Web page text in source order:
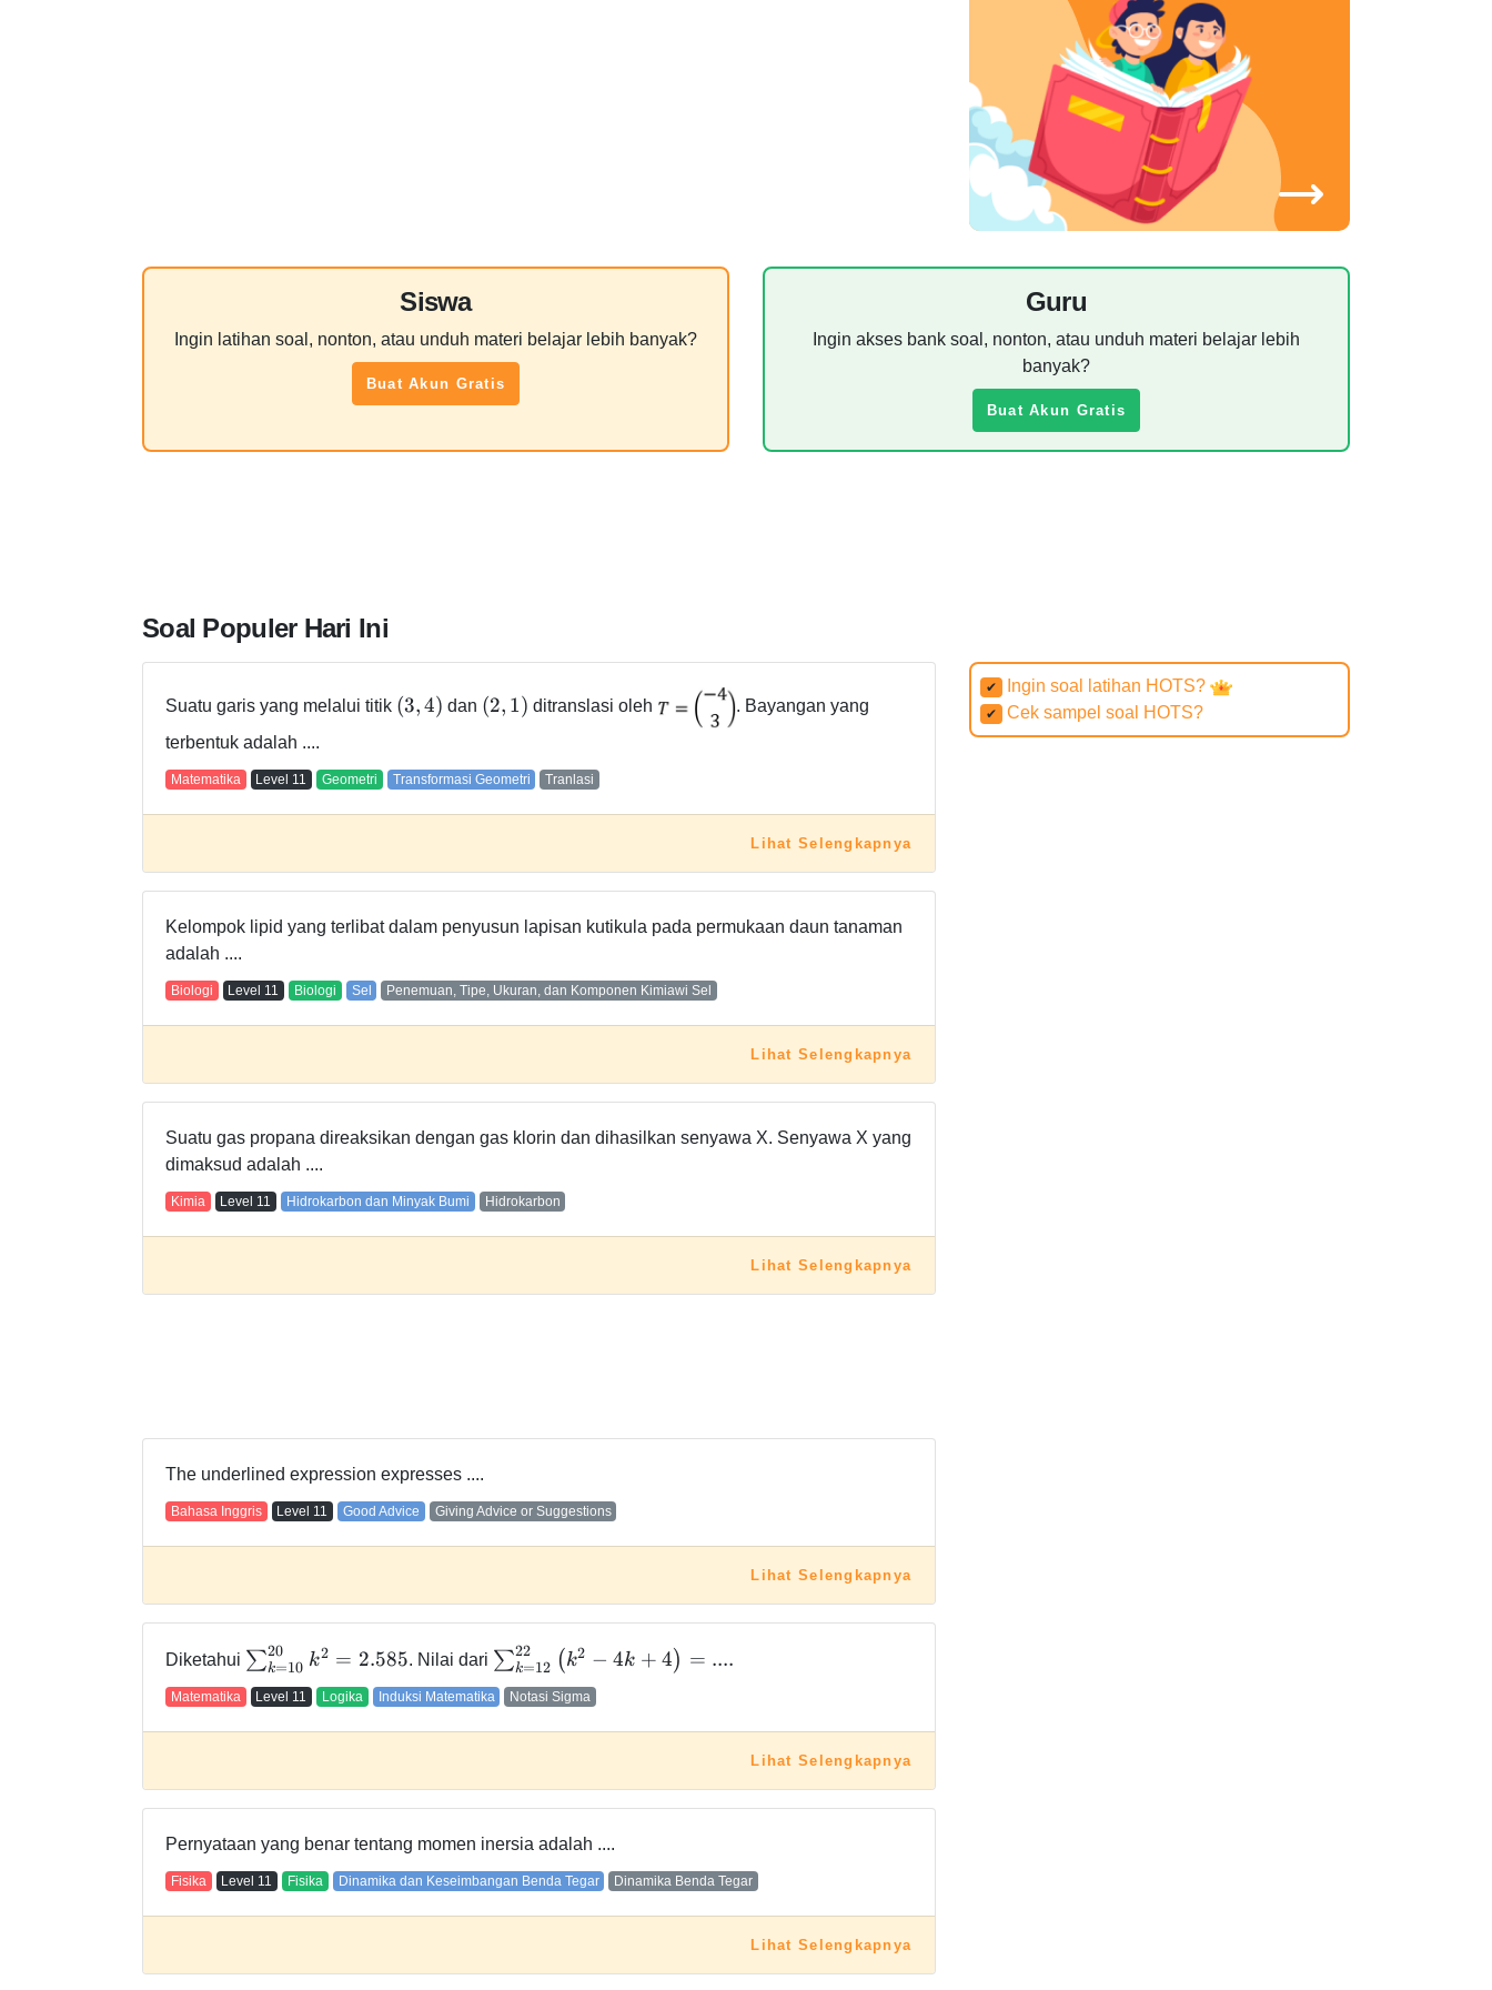
Siswa
Ingin latihan soal, nonton, atau unduh materi belajar lebih banyak?
Buat Akun Gratis
Guru
Ingin akses bank soal, nonton, atau unduh materi belajar lebih
banyak?
Buat Akun Gratis
Soal Populer Hari Ini
Suatu garis yang melalui titik (3,4) dan (2, 1) ditranslasi oleh
. Bayangan yang
terbentuk adalah ....
Matematika Level 11 Geometri Transformasi Geometri Tranlasi
Lihat Selengkapnya
Kelompok lipid yang terlibat dalam penyusun lapisan kutikula pada permukaan daun tanaman
adalah ....
Biologi Level 11 Biologi Sel Penemuan, Tipe, Ukuran, dan Komponen Kimiawi Sel
Lihat Selengkapnya
Suatu gas propana direaksikan dengan gas klorin dan dihasilkan senyawa X. Senyawa X yang
dimaksud adalah ....
Kimia Level 11 Hidrokarbon dan Minyak Bumi Hidrokarbon
Lihat Selengkapnya
The underlined expression expresses ....
Bahasa Inggris Level 11 Good Advice Giving Advice or Suggestions
Lihat Selengkapnya
Diketahui ∑k=10
20 k2 = 2.585. Nilai dari ∑k=12
22 ( k2 − 4k + 4) = ....
Matematika Level 11 Logika Induksi Matematika Notasi Sigma
Lihat Selengkapnya
Pernyataan yang benar tentang momen inersia adalah ....
Fisika Level 11 Fisika Dinamika dan Keseimbangan Benda Tegar Dinamika Benda Tegar
Lihat Selengkapnya
✔ Ingin soal latihan HOTS?
✔ Cek sampel soal HOTS?